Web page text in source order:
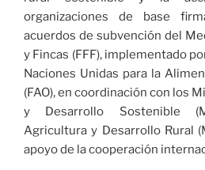
organizaciones de base
acuerdos de subvención del
y Fincas (FFF), implementado
Naciones Unidas para la
(FAO), en coordinación con los
y Desarrollo Sostenible
Agricultura y Desarrollo Rural
apoyo de la cooperación